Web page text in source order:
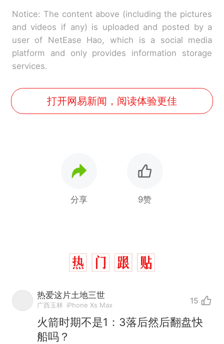
Notice: The content above (including the pictures
and videos if any) is uploaded and posted by a
user of NetEase Hao, which is a social media
platform and only provides information storage
services.
打开网易新闻，阅读体验更佳
分享 9赞
热爱这片土地三世
广西玉林 iPhone Xs Max 15
火箭时期不是1：3落后然后翻盘快
船吗？